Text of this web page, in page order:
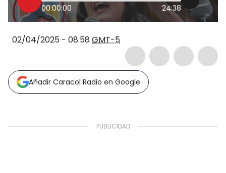
00:00:00 24:38
02/04/2025 - 08:58 GMT-5
Añadir Caracol Radio en Google